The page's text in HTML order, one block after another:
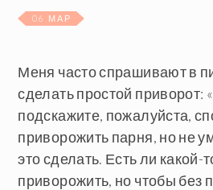
06 МАР
Меня часто спрашивают в
сделать простой приворот:
подскажите, пожалуйста,
приворожить парня, но не
это сделать. Есть ли какой-
приворожить, но чтобы без